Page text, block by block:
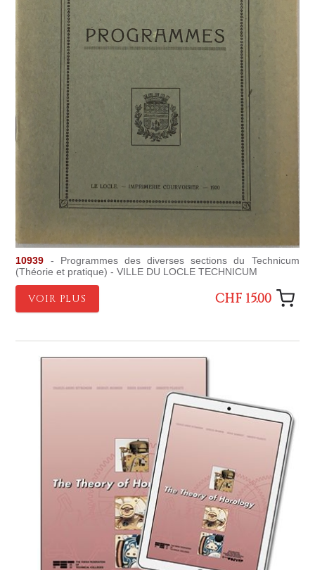
10939 - Programmes des diverses sections du Technicum
(Théorie et pratique) - VILLE DU LOCLE TECHNICUM
VOIR PLUS CHF 15.00